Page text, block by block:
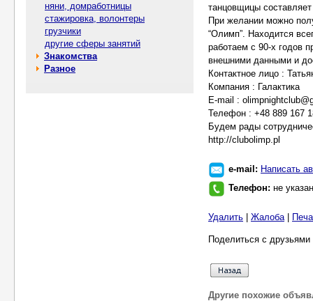
няни, домработницы
стажировка, волонтеры
грузчики
другие сферы занятий
Знакомства
Разное
танцовщицы
При желании можно
“Олимп”. Находится
работаем с 90-х годов
внешними данными и
Контактное лицо :
Компания : Галактика
E-mail :
Телефон : +48 889 167
Будем рады
http://clubolimp.pl
e-mail: Написать
Телефон: не указан
Удалить Жалоба|
Поделиться с
Другие похожие